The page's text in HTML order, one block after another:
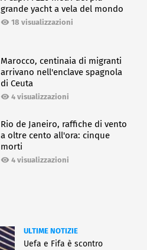
grande yacht a vela del mondo
18 visualizzazioni
Marocco, centinaia di migranti
arrivano nell'enclave spagnola
di Ceuta
4 visualizzazioni
Rio de Janeiro, raffiche di vento
a oltre cento all'ora: cinque
morti
4 visualizzazioni
ULTIME NOTIZIE
Uefa e Fifa è scontro